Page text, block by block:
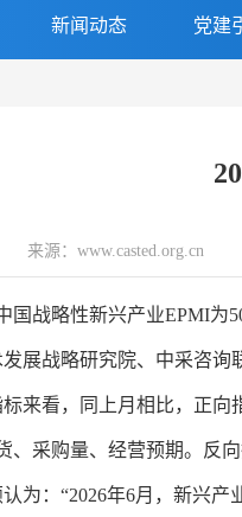
新闻动态 党建
来源：www.casted.org.cn
战略性新兴产业EPMI为
战略研究院、中采咨询
来看，同上月相比，正向
、采购量、经营预期。反
：“2026年6月，新兴产